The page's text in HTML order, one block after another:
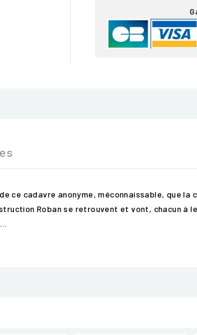
ce cadavre anonyme, méconnaissable, que
Roban se retrouvent et vont, chacun à